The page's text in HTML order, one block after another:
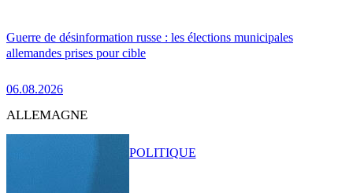
Guerre de désinformation russe : les élections municipales
allemandes prises pour cible
06.08.2026
ALLEMAGNE
POLITIQUE